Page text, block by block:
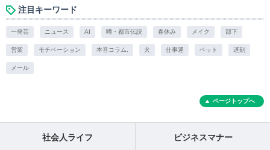
注目キーワード
一発芸 ニュース AI 噂・都市伝説 春休み メイク 部下
営業 モチベーション 本音コラム. 犬 仕事運 ペット 遅刻
メール
ページトップへ
社会人ライフ ビジネスマナー